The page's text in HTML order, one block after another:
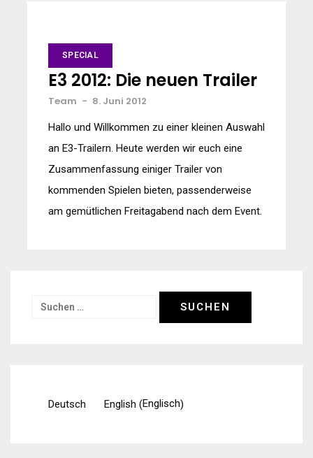
SPECIAL
E3 2012: Die neuen Trailer
Team - 8. Juni 2012
Hallo und Willkommen zu einer kleinen Auswahl
an E3-Trailern. Heute werden wir euch eine
Zusammenfassung einiger Trailer von
kommenden Spielen bieten, passenderweise
am gemütlichen Freitagabend nach dem Event.
Suchen
Deutsch English (Englisch)